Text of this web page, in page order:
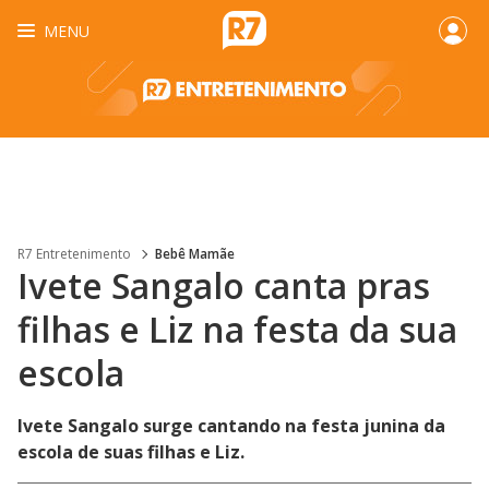
MENU
R7 Entretenimento Bebê Mamãe
Ivete Sangalo canta pras
filhas e Liz na festa da sua
escola
Ivete Sangalo surge cantando na festa junina da
escola de suas filhas e Liz.